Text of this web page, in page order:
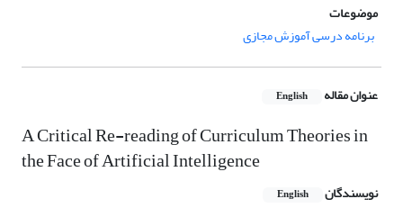
موضوعات
برنامه درسی آموزش مجازی
عنوان مقاله English
A Critical Re-reading of Curriculum Theories in
the Face of Artificial Intelligence
نویسندگان English